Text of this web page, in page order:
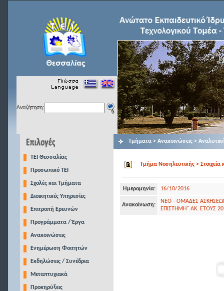
Αναζήτηση:
TEI Θεσσαλίας
Προσωπικό ΤΕΙ
Σχολές και Τμήματα
Διοικητικές Υπηρεσίες
Επιτροπή Ερευνών
Προγράμματα / Έργα
Ανακοινώσεις
Ενημέρωση Φοιτητών
Εκδηλώσεις / Συνέδρια
Μεταπτυχιακά
Προκηρύξεις
Τμήματα > Ανακοινώσεις >
Τμήμα Νοσηλευτικής > Στοιχεία
Ημερομηνία: 16/10/2016
Ανακοίνωση:
ΝΕΟ - ΟΜΑΔΕΣ
ΕΠΙΣΤΗΜΗ" ΑΚ. ΕΤΟΥΣ